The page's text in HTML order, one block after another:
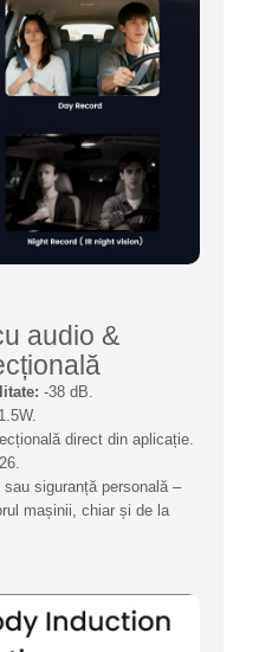
audio &
-38 dB.
direct din aplicație.
sau siguranță personală –
mașinii, chiar și de la